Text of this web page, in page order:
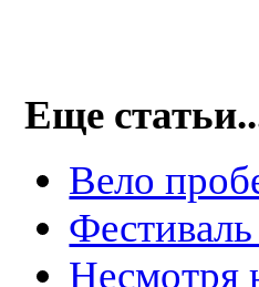
Еще
Вело
Несмотря